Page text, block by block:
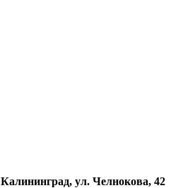
Калининград, ул. Челнокова, 42